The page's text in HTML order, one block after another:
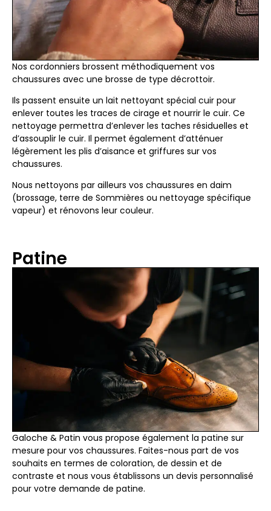
Nos cordonniers brossent méthodiquement vos
chaussures avec une brosse de type décrottoir.
Ils passent ensuite un lait nettoyant spécial cuir pour
enlever toutes les traces de cirage et nourrir le cuir. Ce
nettoyage permettra d’enlever les taches résiduelles et
d’assouplir le cuir. Il permet également d’atténuer
légèrement les plis d’aisance et griffures sur vos
chaussures.
Nous nettoyons par ailleurs vos chaussures en daim
(brossage, terre de Sommières ou nettoyage spécifique
vapeur) et rénovons leur couleur.
Patine
Galoche & Patin vous propose également la patine sur
mesure pour vos chaussures. Faites-nous part de vos
souhaits en termes de coloration, de dessin et de
contraste et nous vous établissons un devis personnalisé
pour votre demande de patine.